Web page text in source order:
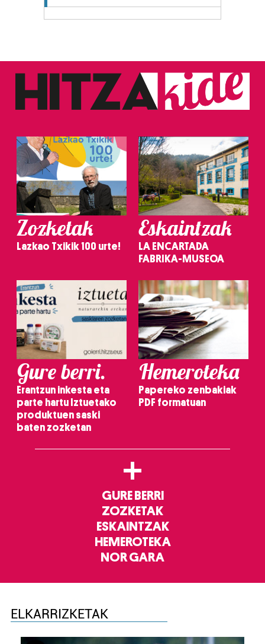
Zozketak
Lazkao Txikik 100 urte!
Eskaintzak
LA ENCARTADA
FABRIKA-MUSEOA
Gure berri.
Erantzun inkesta eta
parte hartu Iztuetako
produktuen saski
baten zozketan
Hemeroteka
Papereko zenbakiak
PDF formatuan
+
GURE BERRI
ZOZKETAK
ESKAINTZAK
HEMEROTEKA
NOR GARA
ELKARRIZKETAK